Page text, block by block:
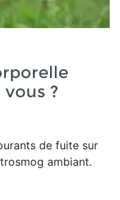
?
de fuite sur
ambiant.